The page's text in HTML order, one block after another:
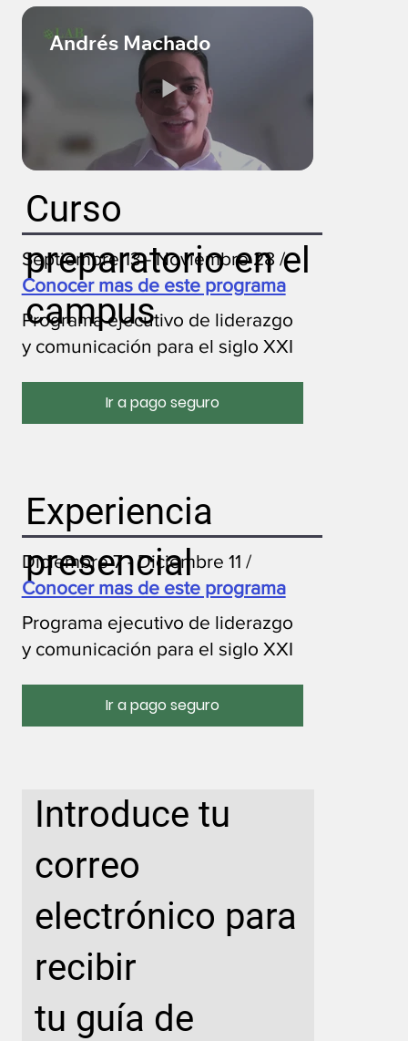
Andrés Machado
Curso
preparatorio en el
campus
Septiembre 13 - Noviembre 28 /
Conocer mas de este programa
Programa ejecutivo de liderazgo
y comunicación para el siglo XXI
Ir a pago seguro
Experiencia
presencial
Diciembre 7 - Diciembre 11 /
Conocer mas de este programa
Programa ejecutivo de liderazgo
y comunicación para el siglo XXI
Ir a pago seguro
Introduce tu
correo
electrónico para
recibir
tu guía de